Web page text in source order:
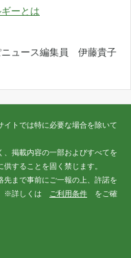
ーとは
ニュース編集員 伊藤貴子
トでは特に必要な場合を除いて
、掲載内容の一部およびすべてを
することを固く禁じます。
まで事前にご一報の上、許諾を
※詳しくは
ご利用条件 をご確